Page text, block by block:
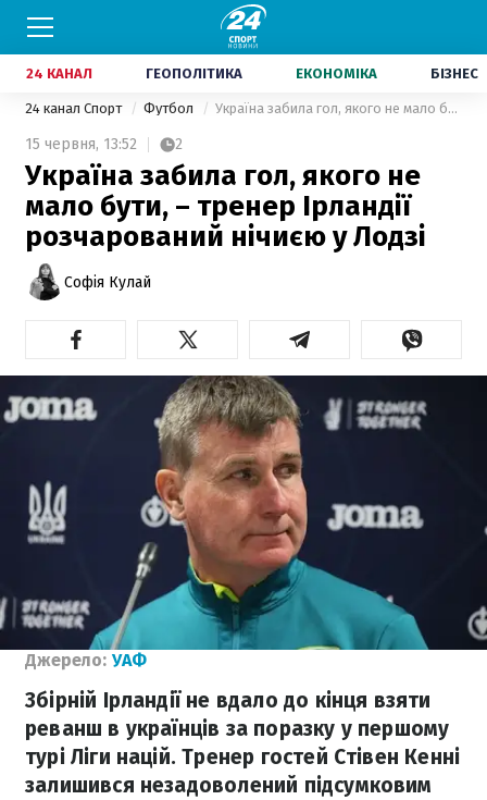
24 КАНАЛ ГЕОПОЛІТИКА ЕКОНОМІКА БІЗНЕС
24 канал Спорт Футбол Україна забила гол, якого не мало бути, – тренер Ірландії розчарований нічиєю у Лодзі
15 червня, 13:52 2
Україна забила гол, якого не
мало бути, – тренер Ірландії
розчарований нічиєю у Лодзі
Софія Кулай
Джерело: УАФ
Збірній Ірландії не вдало до кінця взяти
реванш в українців за поразку у першому
турі Ліги націй. Тренер гостей Стівен Кенні
залишився незадоволений підсумковим